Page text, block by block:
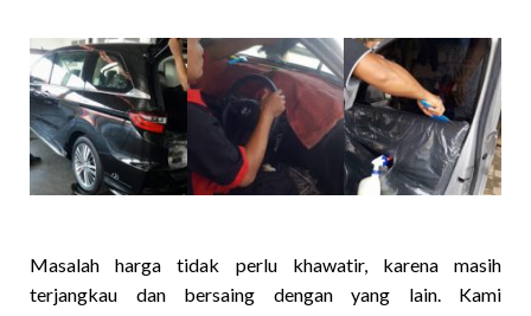
Masalah harga tidak perlu khawatir, karena masih
terjangkau dan bersaing dengan yang lain. Kami